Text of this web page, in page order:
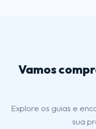
Vamos
Explore os guias e
sua